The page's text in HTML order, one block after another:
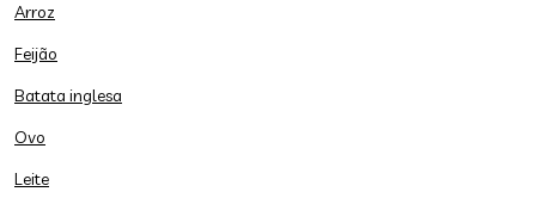
Arroz
Feijão
Batata inglesa
Ovo
Leite